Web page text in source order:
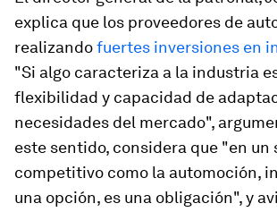
explica que los proveedores de
realizandofuertes inversiones en
"Si algo caracteriza a la industria
flexibilidad y capacidad de
necesidades del mercado",
este sentido, considera que "en un
competitivo como la automoción,
una opción, es una obligación", y